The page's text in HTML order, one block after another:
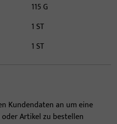
115 G
1 ST
1 ST
Kundendaten an um eine
Artikel zu bestellen